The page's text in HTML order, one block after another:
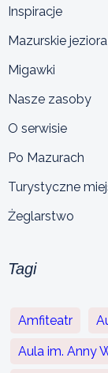
Inspiracje
Mazurskie jeziora
Migawki
Nasze zasoby
O serwisie
Po Mazurach
Turystyczne
Żeglarstwo
Tagi
Amfiteatr
Aula im. Anny